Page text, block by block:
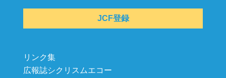
JCF登録
リンク集
広報誌シクリスムエコー